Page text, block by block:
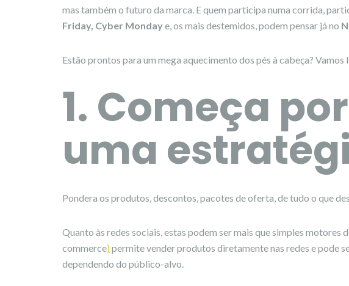
mas também o futuro da marca. E quem participa numa corrida,
Friday, Cyber Mondaye, os mais destemidos, podem pensar já no
Estão prontos para um mega aquecimento dos pés à cabeça? Vamos
1. Começa
uma
Pondera os produtos, descontos, pacotes de oferta, de tudo o que
Quanto às redes sociais, estas podem ser mais que simples motores
commerce)permite vender produtos diretamente nas redes e pode
dependendo do público-alvo.